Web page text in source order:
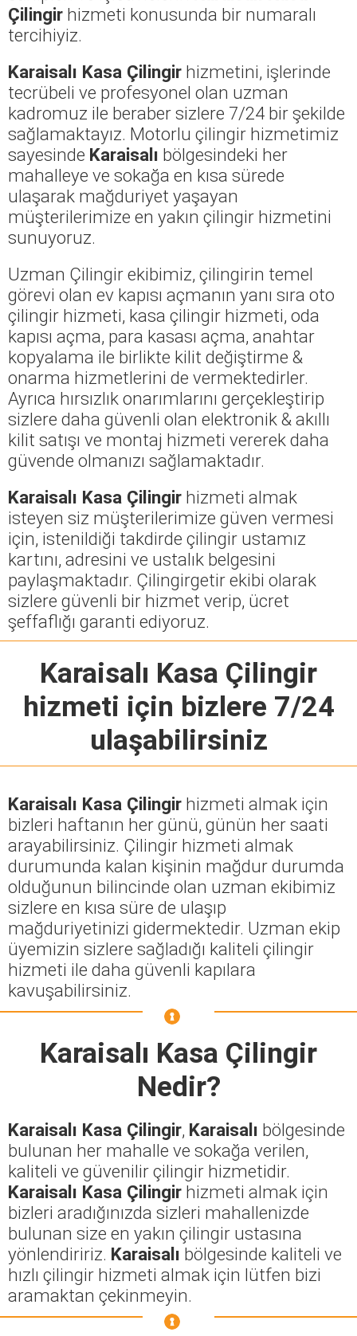
Çilingir hizmeti konusunda bir numaralı
tercihiyiz.
Karaisalı Kasa Çilingir hizmetini, işlerinde
tecrübeli ve profesyonel olan uzman
kadromuz ile beraber sizlere 7/24 bir şekilde
sağlamaktayız. Motorlu çilingir hizmetimiz
sayesinde Karaisalı bölgesindeki her
mahalleye ve sokağa en kısa sürede
ulaşarak mağduriyet yaşayan
müşterilerimize en yakın çilingir hizmetini
sunuyoruz.
Uzman Çilingir ekibimiz, çilingirin temel
görevi olan ev kapısı açmanın yanı sıra oto
çilingir hizmeti, kasa çilingir hizmeti, oda
kapısı açma, para kasası açma, anahtar
kopyalama ile birlikte kilit değiştirme &
onarma hizmetlerini de vermektedirler.
Ayrıca hırsızlık onarımlarını gerçekleştirip
sizlere daha güvenli olan elektronik & akıllı
kilit satışı ve montaj hizmeti vererek daha
güvende olmanızı sağlamaktadır.
Karaisalı Kasa Çilingir hizmeti almak
isteyen siz müşterilerimize güven vermesi
için, istenildiği takdirde çilingir ustamız
kartını, adresini ve ustalık belgesini
paylaşmaktadır. Çilingirgetir ekibi olarak
sizlere güvenli bir hizmet verip, ücret
şeffaflığı garanti ediyoruz.
Karaisalı Kasa Çilingir
hizmeti için bizlere 7/24
ulaşabilirsiniz
Karaisalı Kasa Çilingir hizmeti almak için
bizleri haftanın her günü, günün her saati
arayabilirsiniz. Çilingir hizmeti almak
durumunda kalan kişinin mağdur durumda
olduğunun bilincinde olan uzman ekibimiz
sizlere en kısa süre de ulaşıp
mağduriyetinizi gidermektedir. Uzman ekip
üyemizin sizlere sağladığı kaliteli çilingir
hizmeti ile daha güvenli kapılara
kavuşabilirsiniz.
Karaisalı Kasa Çilingir
Nedir?
Karaisalı Kasa Çilingir, Karaisalı bölgesinde
bulunan her mahalle ve sokağa verilen,
kaliteli ve güvenilir çilingir hizmetidir.
Karaisalı Kasa Çilingir hizmeti almak için
bizleri aradığınızda sizleri mahallenizde
bulunan size en yakın çilingir ustasına
yönlendiririz. Karaisalı bölgesinde kaliteli ve
hızlı çilingir hizmeti almak için lütfen bizi
aramaktan çekinmeyin.